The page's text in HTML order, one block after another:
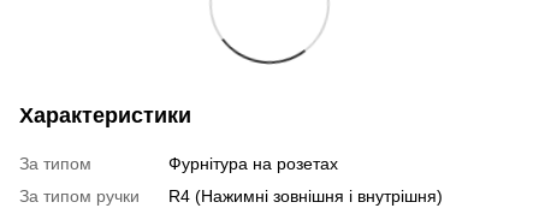
Характеристики
За типом
Фурнітура на розетах
За типом ручки
R4 (Нажимні зовнішня і внутрішня)